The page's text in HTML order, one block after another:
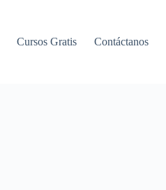
Cursos Gratis Contáctanos